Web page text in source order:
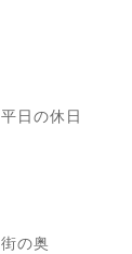
平日の休日
街の奥